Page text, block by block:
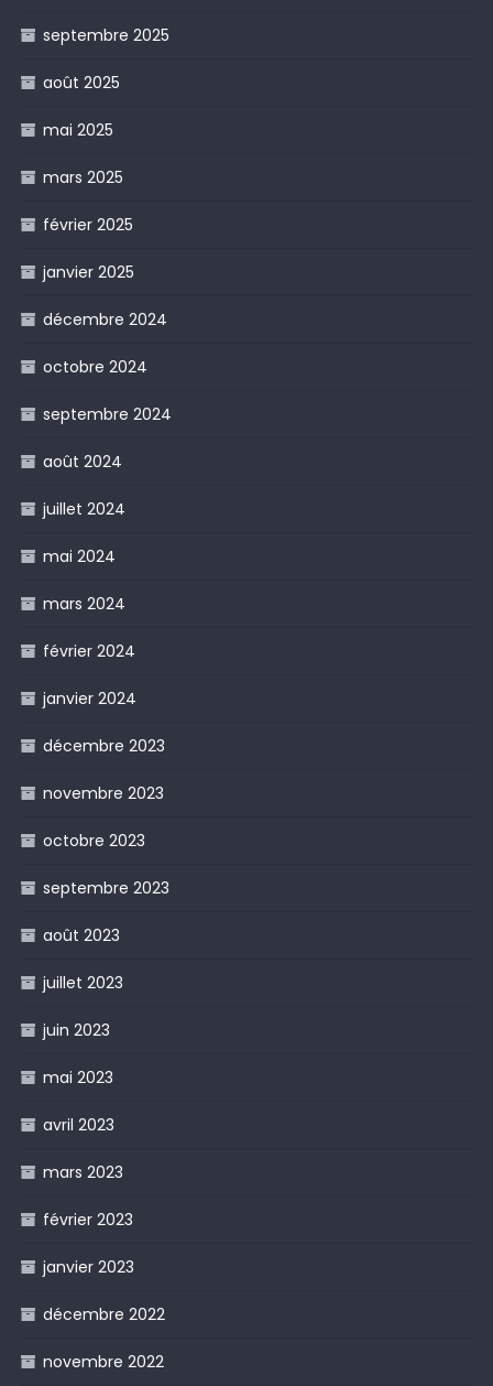
septembre 2025
août 2025
mai 2025
mars 2025
février 2025
janvier 2025
décembre 2024
octobre 2024
septembre 2024
août 2024
juillet 2024
mai 2024
mars 2024
février 2024
janvier 2024
décembre 2023
novembre 2023
octobre 2023
septembre 2023
août 2023
juillet 2023
juin 2023
mai 2023
avril 2023
mars 2023
février 2023
janvier 2023
décembre 2022
novembre 2022